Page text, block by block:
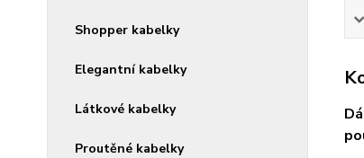
Shopper kabelky
Elegantní kabelky
Látkové kabelky
Proutěné kabelky